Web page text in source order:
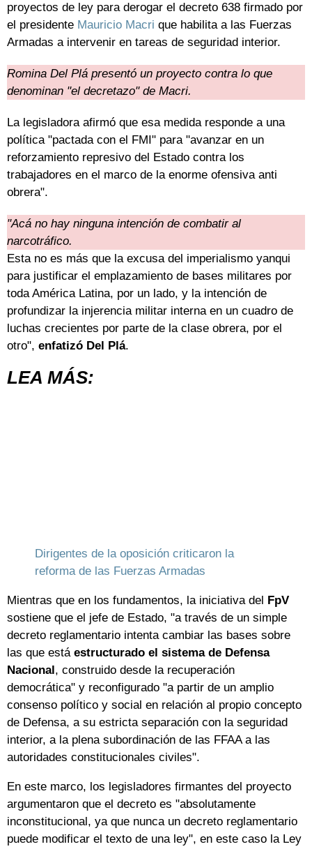
proyectos de ley para derogar el decreto 638 firmado por
el presidente Mauricio Macri que habilita a las Fuerzas
Armadas a intervenir en tareas de seguridad interior.
Romina Del Plá presentó un proyecto contra lo que
denominan "el decretazo" de Macri.
La legisladora afirmó que esa medida responde a una
política "pactada con el FMI" para "avanzar en un
reforzamiento represivo del Estado contra los
trabajadores en el marco de la enorme ofensiva anti
obrera".
"Acá no hay ninguna intención de combatir al
narcotráfico.
Esta no es más que la excusa del imperialismo yanqui
para justificar el emplazamiento de bases militares por
toda América Latina, por un lado, y la intención de
profundizar la injerencia militar interna en un cuadro de
luchas crecientes por parte de la clase obrera, por el
otro", enfatizó Del Plá.
LEA MÁS:
Dirigentes de la oposición criticaron la
reforma de las Fuerzas Armadas
Mientras que en los fundamentos, la iniciativa del FpV
sostiene que el jefe de Estado, "a través de un simple
decreto reglamentario intenta cambiar las bases sobre
las que está estructurado el sistema de Defensa
Nacional, construido desde la recuperación
democrática" y reconfigurado "a partir de un amplio
consenso político y social en relación al propio concepto
de Defensa, a su estricta separación con la seguridad
interior, a la plena subordinación de las FFAA a las
autoridades constitucionales civiles".
En este marco, los legisladores firmantes del proyecto
argumentaron que el decreto es "absolutamente
inconstitucional, ya que nunca un decreto reglamentario
puede modificar el texto de una ley", en este caso la Ley